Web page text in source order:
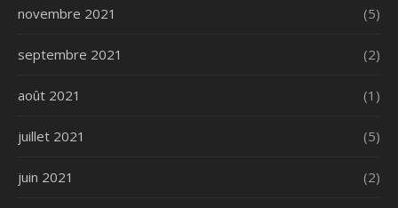
novembre 2021 (5)
septembre 2021 (2)
août 2021 (1)
juillet 2021 (5)
juin 2021 (2)